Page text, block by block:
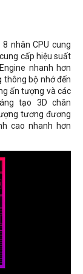
nhân CPU cung
cấp hiệu suất
nhanh hơn
thông bộ nhớ đến
ấn tượng và các
tạo 3D chân
tương đương
cao nhanh hơn